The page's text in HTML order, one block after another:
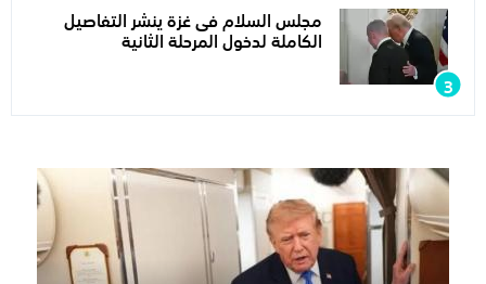
مجلس السلام فى غزة ينشر التفاصيل
الكاملة لدخول المرحلة الثانية